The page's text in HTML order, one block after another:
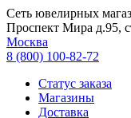
Сеть ювелирных
Проспект Мира д.95,
Москва
8 (800) 100-82-72
Статус заказа
Магазины
Доставка